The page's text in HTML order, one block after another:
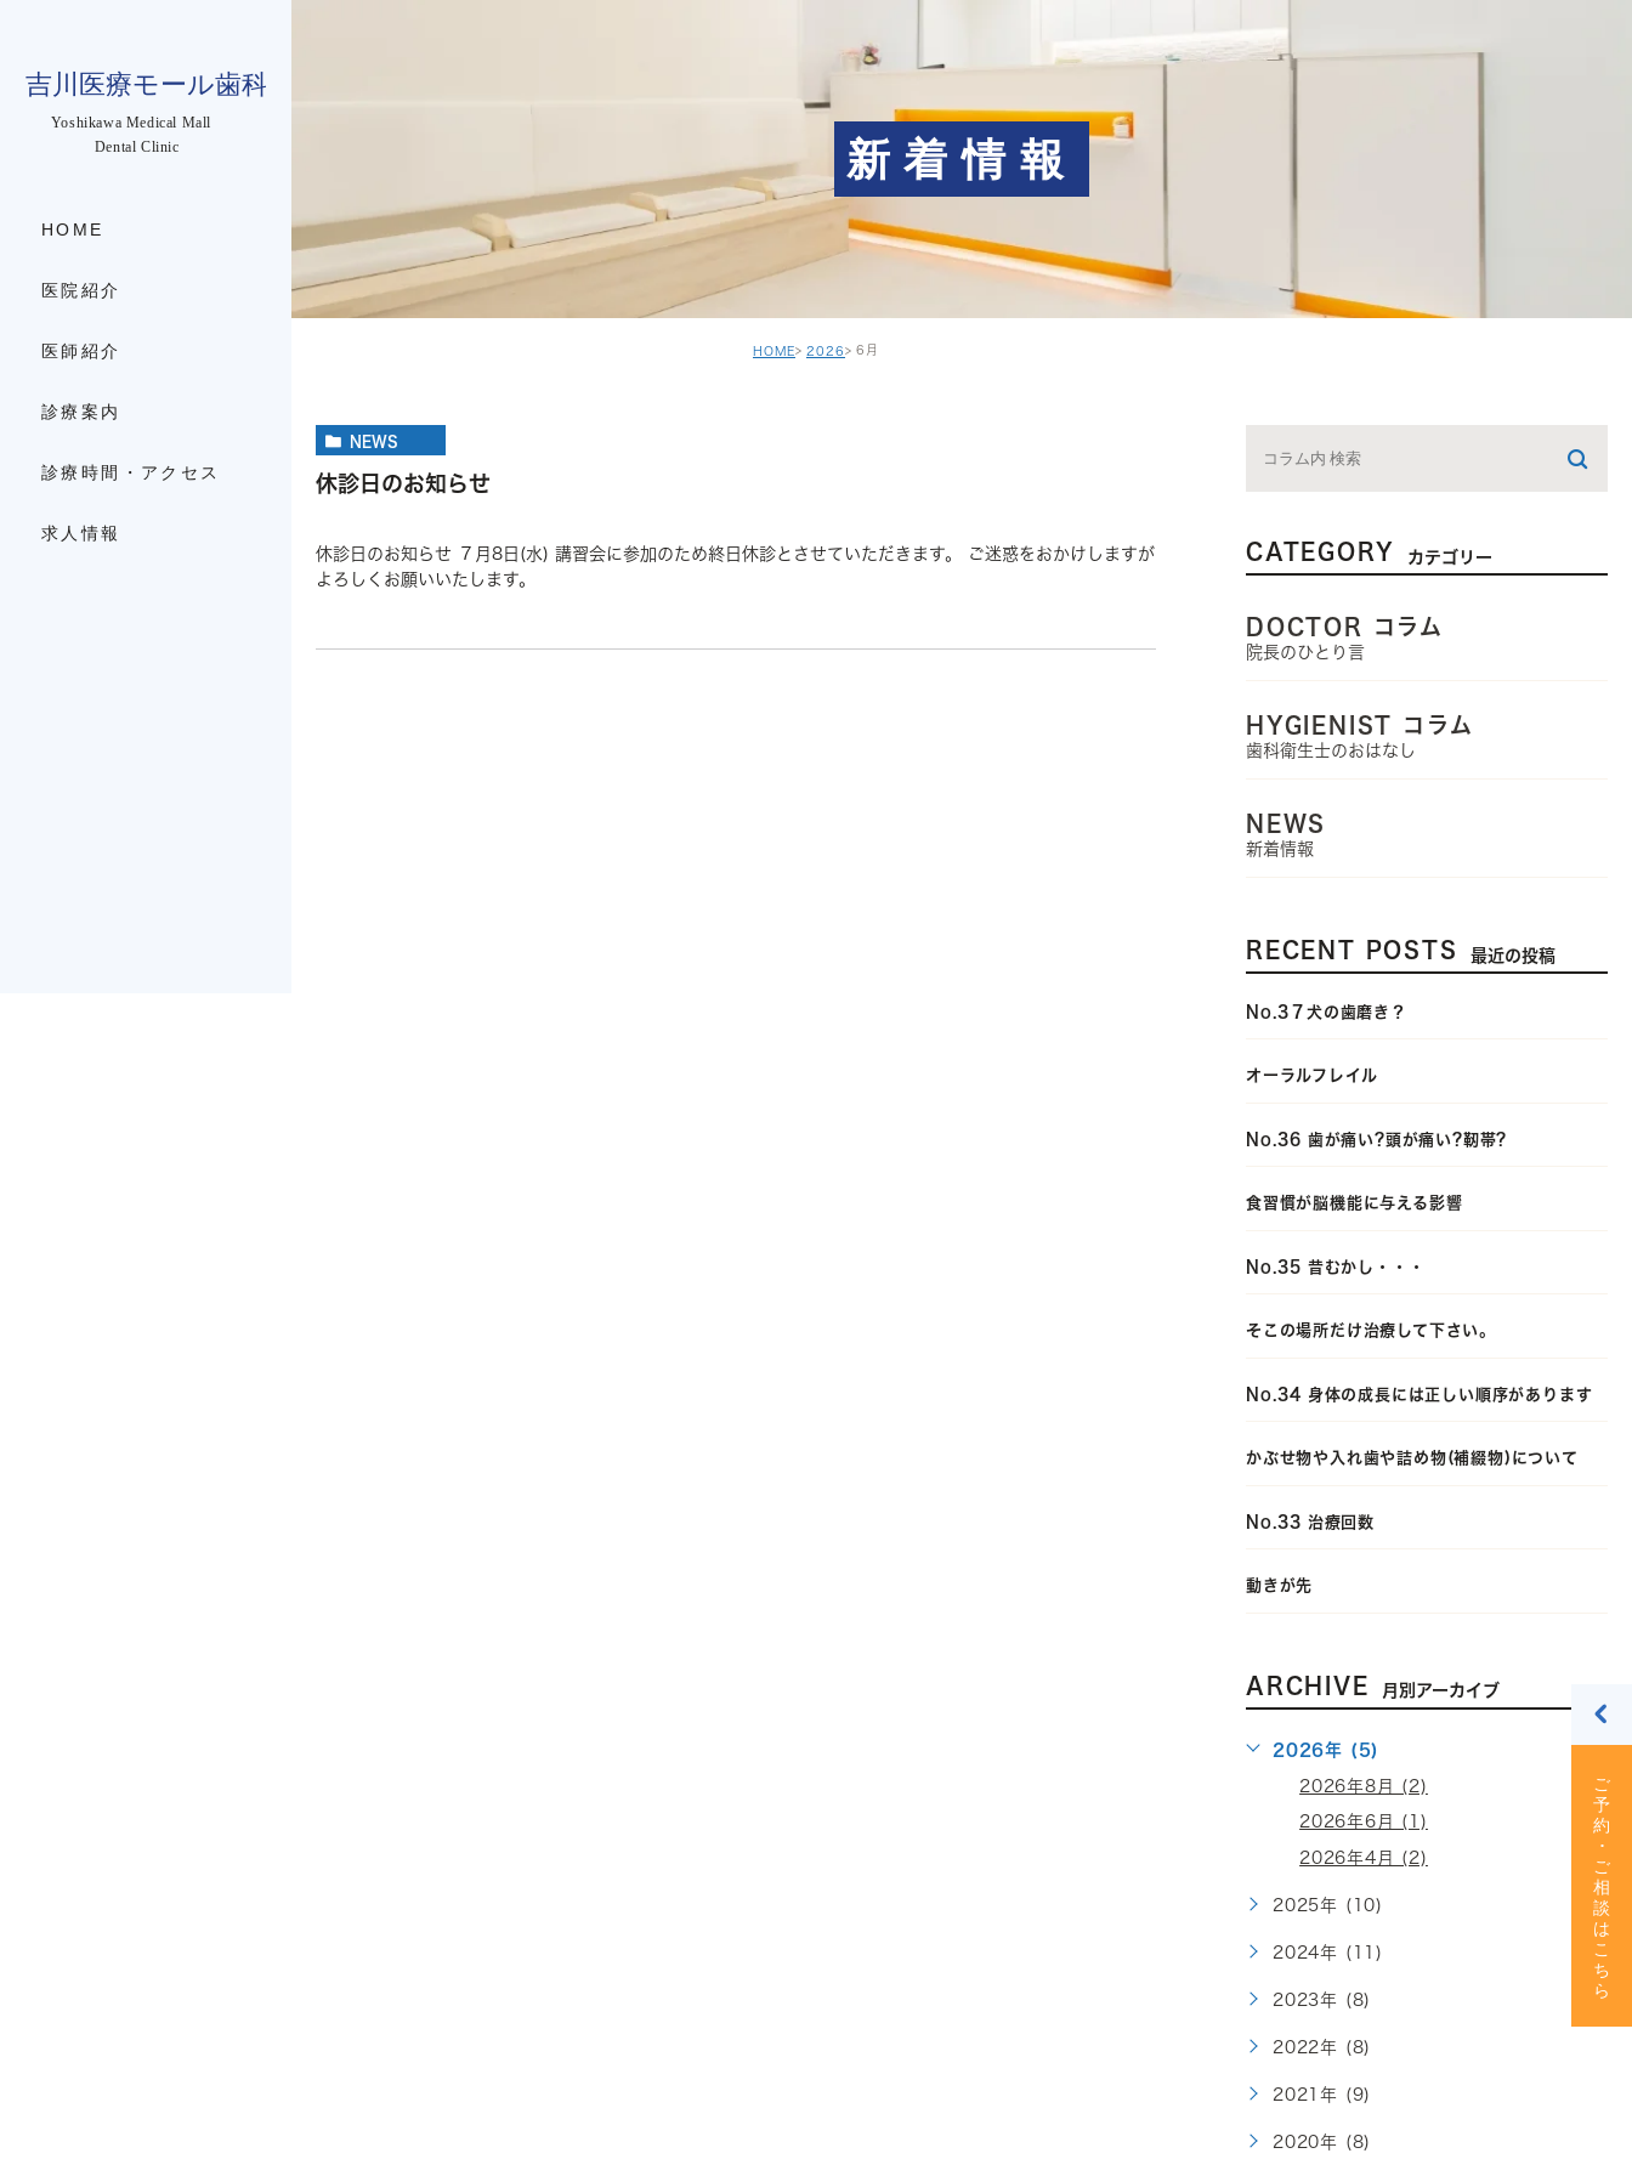
HOME
医院紹介
医師紹介
診療案内
診療時間・アクセス
求人情報
新着情報
HOME 2026 6月
NEWS
休診日のお知らせ
休診日のお知らせ ７月8日(水) 講習会に参加のため終日休診とさせていただきます。 ご迷惑をおかけしますが
よろしくお願いいたします。
CATEGORY カテゴリー
DOCTOR コラム
院長のひとり言
HYGIENIST コラム
歯科衛生士のおはなし
NEWS
新着情報
RECENT POSTS 最近の投稿
No.3７犬の歯磨き？
オーラルフレイル
No.36 歯が痛い?頭が痛い?靭帯?
食習慣が脳機能に与える影響
No.35 昔むかし・・・
そこの場所だけ治療して下さい。
No.34 身体の成長には正しい順序があります
かぶせ物や入れ歯や詰め物(補綴物)について
No.33 治療回数
動きが先
ARCHIVE 月別アーカイブ
2026年 (5)
2026年8月 (2)
2026年6月 (1)
2026年4月 (2)
2025年 (10)
2024年 (11)
2023年 (8)
2022年 (8)
2021年 (9)
2020年 (8)